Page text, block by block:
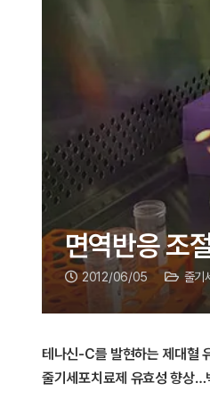
면역반응 조
2012/06/05 줄기
테나신-C를 발현하는 제대혈
줄기세포치료제 유효성 향상